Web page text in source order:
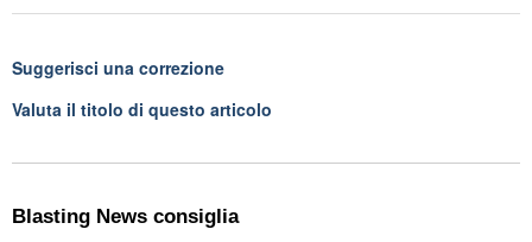
Suggerisci una correzione
Valuta il titolo di questo articolo
Blasting News consiglia